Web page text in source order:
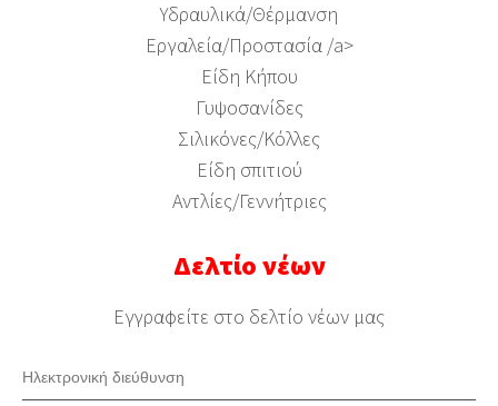
Υδραυλικά/Θέρμανση
Εργαλεία/Προστασία /a>
Είδη Κήπου
Γυψοσανίδες
Σιλικόνες/Κόλλες
Είδη σπιτιού
Αντλίες/Γεννήτριες
Δελτίο νέων
Εγγραφείτε στο δελτίο νέων μας